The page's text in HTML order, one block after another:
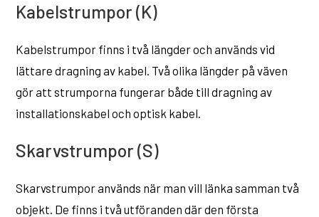
Kabelstrumpor (K)
Kabelstrumpor finns i två längder och används vid
lättare dragning av kabel. Två olika längder på väven
gör att strumporna fungerar både till dragning av
installationskabel och optisk kabel.
Skarvstrumpor (S)
Skarvstrumpor används när man vill länka samman två
objekt. De finns i två utföranden där den första